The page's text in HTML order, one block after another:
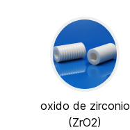
oxido de zirconio
(ZrO2)